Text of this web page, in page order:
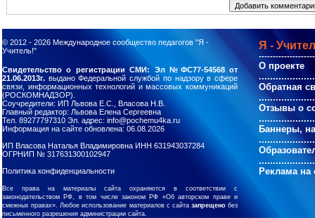
© 2012 - 2026 Международное сообщество педагогов "Я -
Учитель!"
Я -
О проекте
Обратная
Отзывы о
Баннеры,
Реклама на
Свидетельство о регистрации СМИ: Эл №ФС77-54568 от
21.06.2013г. выдано Федеральной службой по надзору в сфере
связи, информационных технологий и массовых коммуникаций
(РОСКОМНАДЗОР).
Соучредители: ИП Львова Е.С., Власова Н.В.
Главный редактор: Львова Елена Сергеевна
Тел. 89277797310 Эл. адрес: info@pochemu4ka.ru
Информация на сайте обновлена: 06.08.2026
ИП Власова Наталья Владимировна ИНН 631943037284
ОГРНИП № 317631300102947
Политика конфиденциальности
Все права на материалы сайта охраняются в соответствии с
законодательством РФ, в том числе законом РФ «Об авторском праве и
смежных правах». Любое использование материалов с сайта запрещенобез
письменного разрешения администрации сайта.